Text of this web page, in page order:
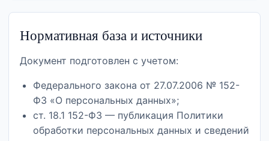
Нормативная база и источники
Документ подготовлен с учетом:
Федерального закона от 27.07.2006 № 152-
ФЗ «О персональных данных»;
ст. 18.1 152-ФЗ — публикация Политики
обработки персональных данных и сведений